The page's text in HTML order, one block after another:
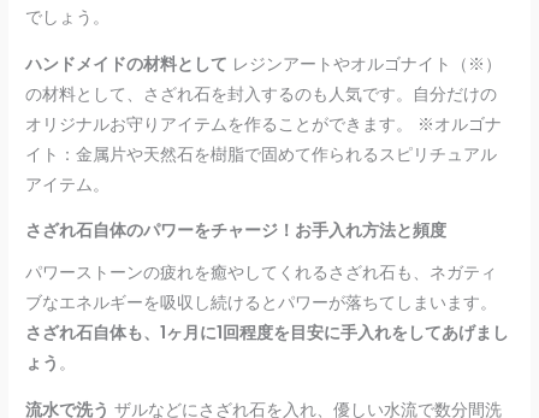
でしょう。
ハンドメイドの材料として レジンアートやオルゴナイト（※）
の材料として、さざれ石を封入するのも人気です。自分だけの
オリジナルお守りアイテムを作ることができます。 ※オルゴナ
イト：金属片や天然石を樹脂で固めて作られるスピリチュアル
アイテム。
さざれ石自体のパワーをチャージ！お手入れ方法と頻度
パワーストーンの疲れを癒やしてくれるさざれ石も、ネガティ
ブなエネルギーを吸収し続けるとパワーが落ちてしまいます。
さざれ石自体も、1ヶ月に1回程度を目安に手入れをしてあげまし
ょう 。
流水で洗う ザルなどにさざれ石を入れ、優しい水流で数分間洗